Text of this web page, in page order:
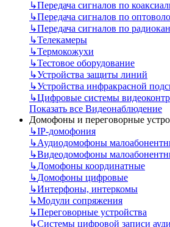
↳Передача сигналов по
↳Передача сигналов по
↳Передача сигналов по
↳Телекамеры
↳Термокожухи
↳Тестовое оборудование
↳Устройства защиты линий
↳Устройства инфракрасной
↳Цифровые системы
Показать все Видеонаблюдение
Домофоны и переговорные
↳IP-домофония
↳Аудиодомофоны
↳Видеодомофоны
↳Домофоны координатные
↳Домофоны цифровые
↳Интерфоны, интеркомы
↳Модули сопряжения
↳Переговорные устройства
↳Системы цифровой записи